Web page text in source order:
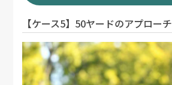
【ケース5】50ヤードのアプローチ